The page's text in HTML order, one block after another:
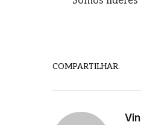
COMPARTILHAR.